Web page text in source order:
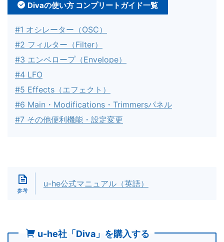
Divaの使い方 コンプリートガイド一覧
#1 オシレーター（OSC）
#2 フィルター（Filter）
#3 エンベロープ（Envelope）
#4 LFO
#5 Effects（エフェクト）
#6 Main・Modifications・Trimmersパネル
#7 その他便利機能・設定変更
u-he公式マニュアル（英語）
u-he社「Diva」を購入する